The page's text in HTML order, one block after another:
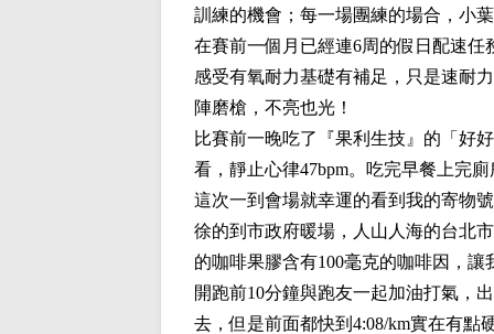
訓練的機會；每一場團練的場合，小
在賽前一個月已經連6周的假日配速
感受有氧耐力基礎有補足，只是速耐
陣磨槍，不亮也光！
比賽前一晚吃了『果利生技』的「好
看，靜止心律47bpm。吃完早餐上完
這次一到會場就幸運的看到我的寄物
徐的到市政府暖場，人山人海的台北
的咖啡果膠含有100毫克的咖啡因，
開跑前10分鐘與跑友一起加油打氣，
去，但是前面都快到4:08/km實在有點